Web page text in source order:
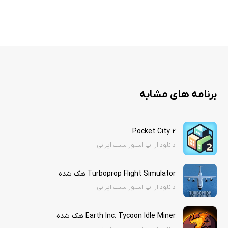
برنامه های مشابه
Pocket City 2
دانلود از اپ استور سیب ایرانی
Turboprop Flight Simulator هک شده
دانلود از اپ استور سیب ایرانی
Earth Inc. Tycoon Idle Miner هک شده